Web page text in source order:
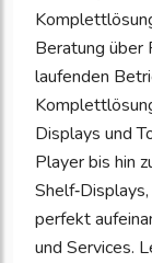
Beratung über
laufenden
Displays und
Player bis hin
perfekt
und Services.